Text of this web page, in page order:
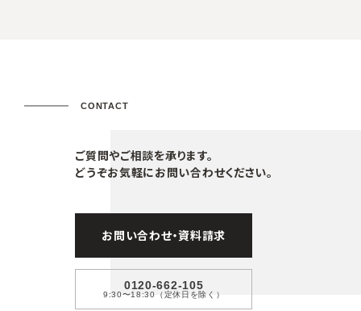
CONTACT
ご質問やご相談を承ります。
どうぞお気軽にお問い合わせください。
お問い合わせ・資料請求
0120-662-105
9:30〜18:30（定休日を除く）